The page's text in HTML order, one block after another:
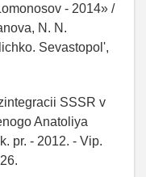
- 2014» /
N. N.
Sevastopol',
SSSR v
Anatoliya
pr. - 2012. - Vip.